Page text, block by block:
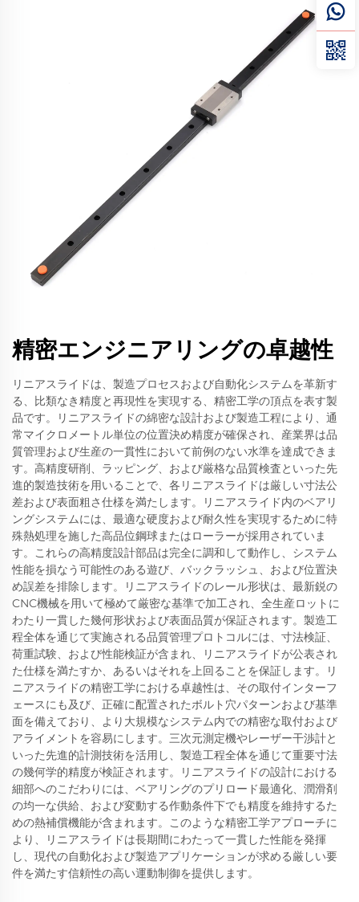
精密エンジニアリングの卓越性
リニアスライドは、製造プロセスおよび自動化システムを革新す
る、比類なき精度と再現性を実現する、精密工学の頂点を表す製
品です。リニアスライドの綿密な設計および製造工程により、通
常マイクロメートル単位の位置決め精度が確保され、産業界は品
質管理および生産の一貫性において前例のない水準を達成できま
す。高精度研削、ラッピング、および厳格な品質検査といった先
進的製造技術を用いることで、各リニアスライドは厳しい寸法公
差および表面粗さ仕様を満たします。リニアスライド内のベアリ
ングシステムには、最適な硬度および耐久性を実現するために特
殊熱処理を施した高品位鋼球またはローラーが採用されていま
す。これらの高精度設計部品は完全に調和して動作し、システム
性能を損なう可能性のある遊び、バックラッシュ、および位置決
め誤差を排除します。リニアスライドのレール形状は、最新鋭の
CNC機械を用いて極めて厳密な基準で加工され、全生産ロットに
わたり一貫した幾何形状および表面品質が保証されます。製造工
程全体を通じて実施される品質管理プロトコルには、寸法検証、
荷重試験、および性能検証が含まれ、リニアスライドが公表され
た仕様を満たすか、あるいはそれを上回ることを保証します。リ
ニアスライドの精密工学における卓越性は、その取付インターフ
ェースにも及び、正確に配置されたボルト穴パターンおよび基準
面を備えており、より大規模なシステム内での精密な取付および
アライメントを容易にします。三次元測定機やレーザー干渉計と
いった先進的計測技術を活用し、製造工程全体を通じて重要寸法
の幾何学的精度が検証されます。リニアスライドの設計における
細部へのこだわりには、ベアリングのプリロード最適化、潤滑剤
の均一な供給、および変動する作動条件下でも精度を維持するた
めの熱補償機能が含まれます。このような精密工学アプローチに
より、リニアスライドは長期間にわたって一貫した性能を発揮
し、現代の自動化および製造アプリケーションが求める厳しい要
件を満たす信頼性の高い運動制御を提供します。